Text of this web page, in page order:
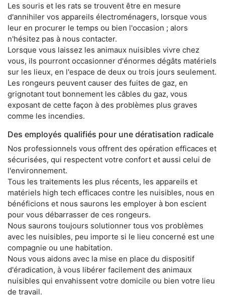
Les souris et les rats se trouvent être en mesure
d'annihiler vos appareils électroménagers, lorsque vous
leur en procurer le temps ou bien l'occasion ; alors
n'hésitez pas à nous contacter.
Lorsque vous laissez les animaux nuisibles vivre chez
vous, ils pourront occasionner d'énormes dégâts matériels
sur les lieux, en l'espace de deux ou trois jours seulement.
Les rongeurs peuvent causer des fuites de gaz, en
grignotant tout bonnement les câbles du gaz, vous
exposant de cette façon à des problèmes plus graves
comme les incendies.
Des employés qualifiés pour une dératisation radicale
Nos professionnels vous offrent des opération efficaces et
sécurisées, qui respectent votre confort et aussi celui de
l'environnement.
Tous les traitements les plus récents, les appareils et
matériels high tech efficaces contre les nuisibles, nous en
bénéficions et nous saurons les employer à bon escient
pour vous débarrasser de ces rongeurs.
Nous saurons toujours solutionner tous vos problèmes
avec les nuisibles, peu importe si le lieu concerné est une
compagnie ou une habitation.
Nous vous aidons avec la mise en place du dispositif
d'éradication, à vous libérer facilement des animaux
nuisibles qui envahissent votre domicile ou bien votre lieu
de travail.